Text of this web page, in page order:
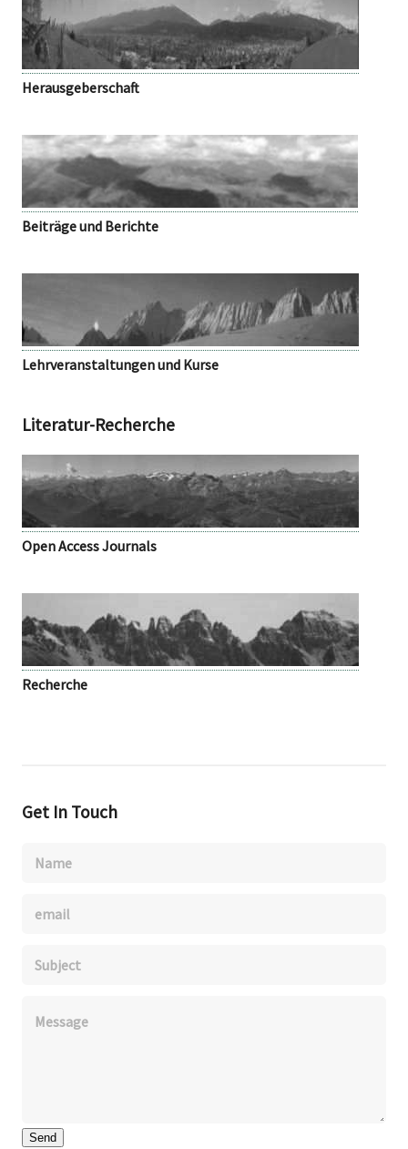
Herausgeberschaft
Beiträge und Berichte
Lehrveranstaltungen und Kurse
Literatur-Recherche
Open Access Journals
Recherche
Get In Touch
Send